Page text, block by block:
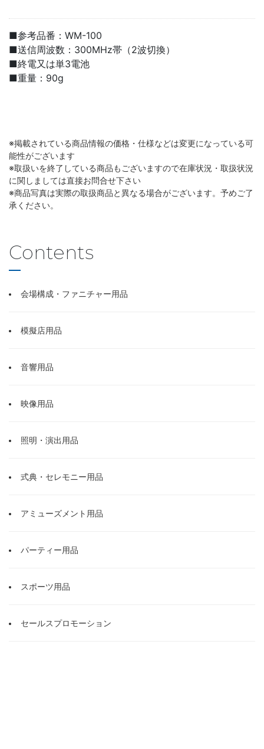
■参考品番：WM-100
■送信周波数：300MHz帯（2波切換）
■終電又は単3電池
■重量：90g
※掲載されている商品情報の価格・仕様などは変更になっている可
能性がございます
※取扱いを終了している商品もございますので在庫状況・取扱状況
に関しましては直接お問合せ下さい
※商品写真は実際の取扱商品と異なる場合がございます。予めご了
承ください。
Contents
会場構成・ファニチャー用品
模擬店用品
音響用品
映像用品
照明・演出用品
式典・セレモニー用品
アミューズメント用品
パーティー用品
スポーツ用品
セールスプロモーション